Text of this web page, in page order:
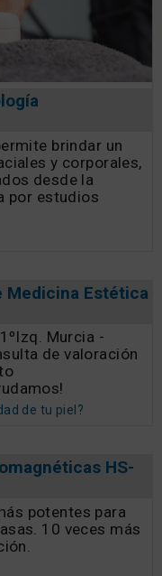
brindar un
y corporales,
desde la
por estudios
Medicina Estética
Murcia -
de valoración
de tu piel?
HS-
potentes para
10 veces más